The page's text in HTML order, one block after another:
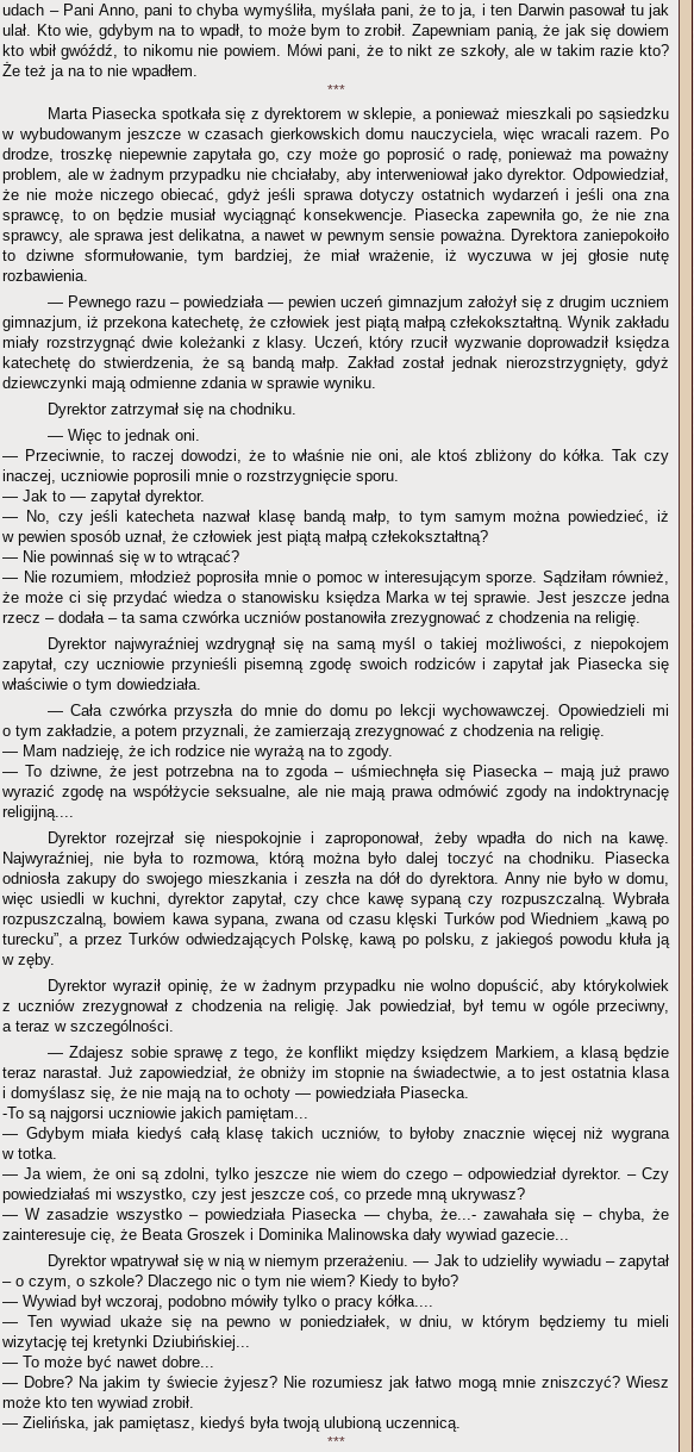
udach – Pani Anno, pani to chyba wymyśliła, myślała pani, że to ja, i ten Darwin pasował tu jak
ulał. Kto wie, gdybym na to wpadł, to może bym to zrobił. Zapewniam panią, że jak się dowiem
kto wbił gwóźdź, to nikomu nie powiem. Mówi pani, że to nikt ze szkoły, ale w takim razie kto?
Że też ja na to nie wpadłem.
***
Marta Piasecka spotkała się z dyrektorem w sklepie, a ponieważ mieszkali po sąsiedzku
w wybudowanym jeszcze w czasach gierkowskich domu nauczyciela, więc wracali razem. Po
drodze, troszkę niepewnie zapytała go, czy może go poprosić o radę, ponieważ ma poważny
problem, ale w żadnym przypadku nie chciałaby, aby interweniował jako dyrektor. Odpowiedział,
że nie może niczego obiecać, gdyż jeśli sprawa dotyczy ostatnich wydarzeń i jeśli ona zna
sprawcę, to on będzie musiał wyciągnąć konsekwencje. Piasecka zapewniła go, że nie zna
sprawcy, ale sprawa jest delikatna, a nawet w pewnym sensie poważna. Dyrektora zaniepokoiło
to dziwne sformułowanie, tym bardziej, że miał wrażenie, iż wyczuwa w jej głosie nutę
rozbawienia.
— Pewnego razu – powiedziała — pewien uczeń gimnazjum założył się z drugim uczniem
gimnazjum, iż przekona katechetę, że człowiek jest piątą małpą człekokształtną. Wynik zakładu
miały rozstrzygnąć dwie koleżanki z klasy. Uczeń, który rzucił wyzwanie doprowadził księdza
katechetę do stwierdzenia, że są bandą małp. Zakład został jednak nierozstrzygnięty, gdyż
dziewczynki mają odmienne zdania w sprawie wyniku.
Dyrektor zatrzymał się na chodniku.
— Więc to jednak oni.
— Przeciwnie, to raczej dowodzi, że to właśnie nie oni, ale ktoś zbliżony do kółka. Tak czy
inaczej, uczniowie poprosili mnie o rozstrzygnięcie sporu.
— Jak to — zapytał dyrektor.
— No, czy jeśli katecheta nazwał klasę bandą małp, to tym samym można powiedzieć, iż
w pewien sposób uznał, że człowiek jest piątą małpą człekokształtną?
— Nie powinnaś się w to wtrącać?
— Nie rozumiem, młodzież poprosiła mnie o pomoc w interesującym sporze. Sądziłam również,
że może ci się przydać wiedza o stanowisku księdza Marka w tej sprawie. Jest jeszcze jedna
rzecz – dodała – ta sama czwórka uczniów postanowiła zrezygnować z chodzenia na religię.
Dyrektor najwyraźniej wzdrygnął się na samą myśl o takiej możliwości, z niepokojem
zapytał, czy uczniowie przynieśli pisemną zgodę swoich rodziców i zapytał jak Piasecka się
właściwie o tym dowiedziała.
— Cała czwórka przyszła do mnie do domu po lekcji wychowawczej. Opowiedzieli mi
o tym zakładzie, a potem przyznali, że zamierzają zrezygnować z chodzenia na religię.
— Mam nadzieję, że ich rodzice nie wyrażą na to zgody.
— To dziwne, że jest potrzebna na to zgoda – uśmiechnęła się Piasecka – mają już prawo
wyrazić zgodę na współżycie seksualne, ale nie mają prawa odmówić zgody na indoktrynację
religijną....
Dyrektor rozejrzał się niespokojnie i zaproponował, żeby wpadła do nich na kawę.
Najwyraźniej, nie była to rozmowa, którą można było dalej toczyć na chodniku. Piasecka
odniosła zakupy do swojego mieszkania i zeszła na dół do dyrektora. Anny nie było w domu,
więc usiedli w kuchni, dyrektor zapytał, czy chce kawę sypaną czy rozpuszczalną. Wybrała
rozpuszczalną, bowiem kawa sypana, zwana od czasu klęski Turków pod Wiedniem „kawą po
turecku”, a przez Turków odwiedzających Polskę, kawą po polsku, z jakiegoś powodu kłuła ją
w zęby.
Dyrektor wyraził opinię, że w żadnym przypadku nie wolno dopuścić, aby którykolwiek
z uczniów zrezygnował z chodzenia na religię. Jak powiedział, był temu w ogóle przeciwny,
a teraz w szczególności.
— Zdajesz sobie sprawę z tego, że konflikt między księdzem Markiem, a klasą będzie
teraz narastał. Już zapowiedział, że obniży im stopnie na świadectwie, a to jest ostatnia klasa
i domyślasz się, że nie mają na to ochoty — powiedziała Piasecka.
-To są najgorsi uczniowie jakich pamiętam...
— Gdybym miała kiedyś całą klasę takich uczniów, to byłoby znacznie więcej niż wygrana
w totka.
— Ja wiem, że oni są zdolni, tylko jeszcze nie wiem do czego – odpowiedział dyrektor. – Czy
powiedziałaś mi wszystko, czy jest jeszcze coś, co przede mną ukrywasz?
— W zasadzie wszystko – powiedziała Piasecka — chyba, że...- zawahała się – chyba, że
zainteresuje cię, że Beata Groszek i Dominika Malinowska dały wywiad gazecie...
Dyrektor wpatrywał się w nią w niemym przerażeniu. — Jak to udzieliły wywiadu – zapytał
– o czym, o szkole? Dlaczego nic o tym nie wiem? Kiedy to było?
— Wywiad był wczoraj, podobno mówiły tylko o pracy kółka....
— Ten wywiad ukaże się na pewno w poniedziałek, w dniu, w którym będziemy tu mieli
wizytację tej kretynki Dziubińskiej...
— To może być nawet dobre...
— Dobre? Na jakim ty świecie żyjesz? Nie rozumiesz jak łatwo mogą mnie zniszczyć? Wiesz
może kto ten wywiad zrobił.
— Zielińska, jak pamiętasz, kiedyś była twoją ulubioną uczennicą.
***